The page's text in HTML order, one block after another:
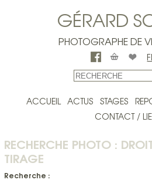
GÉRARD
PHOTOGRAPHE DE
ACCUEIL ACTUS STAGES
CONTACT /
RECHERCHE PHOTO :
TIRAGE
Recherche :